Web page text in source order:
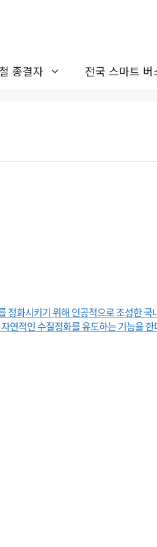
종결자 전국 스마트 버
정화시키기 위해 인공적으로 조성한
연적인 수질정화를 유도하는 기능을 한